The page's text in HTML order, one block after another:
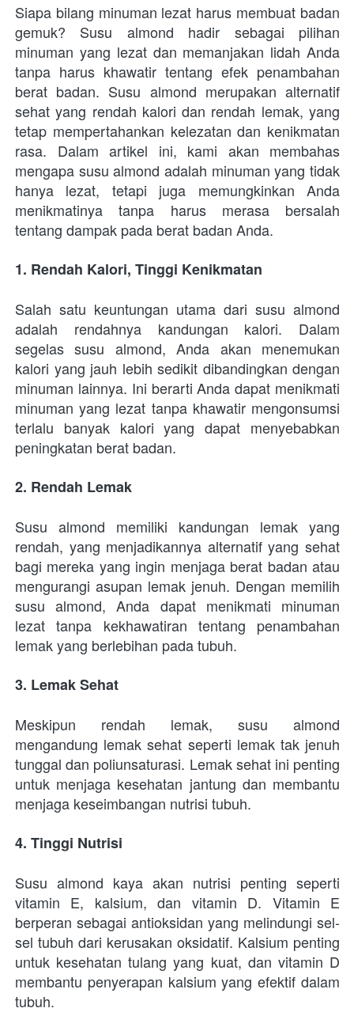
Siapa bilang minuman lezat harus membuat badan
gemuk? Susu almond hadir sebagai pilihan
minuman yang lezat dan memanjakan lidah Anda
tanpa harus khawatir tentang efek penambahan
berat badan. Susu almond merupakan alternatif
sehat yang rendah kalori dan rendah lemak, yang
tetap mempertahankan kelezatan dan kenikmatan
rasa. Dalam artikel ini, kami akan membahas
mengapa susu almond adalah minuman yang tidak
hanya lezat, tetapi juga memungkinkan Anda
menikmatinya tanpa harus merasa bersalah
tentang dampak pada berat badan Anda.
1. Rendah Kalori, Tinggi Kenikmatan
Salah satu keuntungan utama dari susu almond
adalah rendahnya kandungan kalori. Dalam
segelas susu almond, Anda akan menemukan
kalori yang jauh lebih sedikit dibandingkan dengan
minuman lainnya. Ini berarti Anda dapat menikmati
minuman yang lezat tanpa khawatir mengonsumsi
terlalu banyak kalori yang dapat menyebabkan
peningkatan berat badan.
2. Rendah Lemak
Susu almond memiliki kandungan lemak yang
rendah, yang menjadikannya alternatif yang sehat
bagi mereka yang ingin menjaga berat badan atau
mengurangi asupan lemak jenuh. Dengan memilih
susu almond, Anda dapat menikmati minuman
lezat tanpa kekhawatiran tentang penambahan
lemak yang berlebihan pada tubuh.
3. Lemak Sehat
Meskipun rendah lemak, susu almond
mengandung lemak sehat seperti lemak tak jenuh
tunggal dan poliunsaturasi. Lemak sehat ini penting
untuk menjaga kesehatan jantung dan membantu
menjaga keseimbangan nutrisi tubuh.
4. Tinggi Nutrisi
Susu almond kaya akan nutrisi penting seperti
vitamin E, kalsium, dan vitamin D. Vitamin E
berperan sebagai antioksidan yang melindungi sel-
sel tubuh dari kerusakan oksidatif. Kalsium penting
untuk kesehatan tulang yang kuat, dan vitamin D
membantu penyerapan kalsium yang efektif dalam
tubuh.